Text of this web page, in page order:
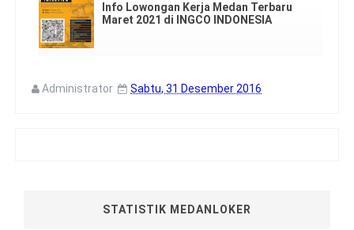
Info Lowongan Kerja Medan Terbaru
Maret 2021 di INGCO INDONESIA
Administrator Sabtu, 31 Desember 2016
STATISTIK MEDANLOKER